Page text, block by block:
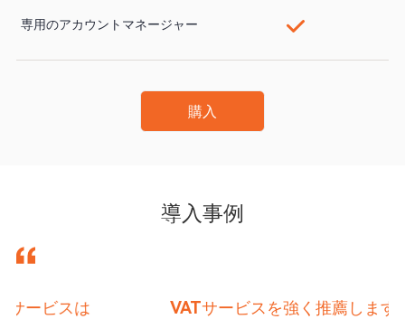
専用のアカウントマネージャー
購入
導入事例
スは VATサービスを強く推薦します